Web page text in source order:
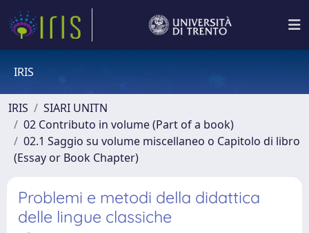
IRIS
IRIS
SIARI UNITN
02 Contributo in volume (Part of a book)
02.1 Saggio su volume miscellaneo o Capitolo di libro
(Essay or Book Chapter)
Problemi e metodi della didattica
delle lingue classiche